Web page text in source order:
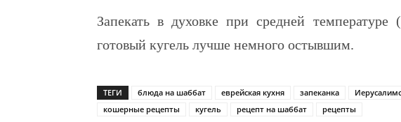
Запекать в духовке при средней температуре
готовый кугель лучше немного остывшим.
ТЕГИ блюда на шаббат еврейская кухня запеканка
кошерные рецепты
кугель рецепт на шаббат рецепты